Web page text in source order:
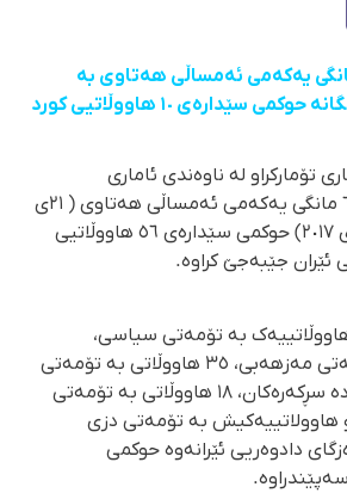
٦ مانگی یەکەمی ئەمساڵی هەتاوی بە
شێوەیەکی نێونجی مانگانە حوکمی سێدارەی ١٠ هاووڵاتیی کورد
تۆمارکراو لە ناوەندی ئاماری
”هەنگاو“، لەماوەی ٦ مانگی یەکەمی ئەمساڵی هەتاوی ( ٢١ی
٣ی ٢٠١٧ هەتا ٢١ی ٩ی ٢٠١٧) حوکمی سێدارەی ٥٦ هاووڵاتیی
ئێران جێبەجێ کراوە.
هاووڵاتییەک بە تۆمەتی سیاسی،
هاووڵاتییەک بە تۆمەتی مەزهەبی، ٣٥ هاووڵاتی بە تۆمەتی
بازرگانی کردن بە ماددە سڕکەرەکان، ١٨ هاووڵاتی بە تۆمەتی
بە تۆمەتی دزی
دادوەریی ئێرانەوە حوکمی